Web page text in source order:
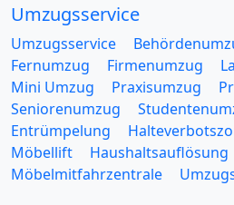
Umzugsservice
Umzugsservice
Fernumzug
Firmenumzug
Mini Umzug
Praxisumzug
Seniorenumzug
Entrümpelung
Möbellift
Haushaltsauflösung
Möbelmitfahrzentrale